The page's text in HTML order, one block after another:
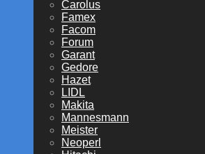
Carolus
Famex
Facom
Forum
Garant
Gedore
Hazet
LIDL
Makita
Mannesmann
Meister
Neoperl